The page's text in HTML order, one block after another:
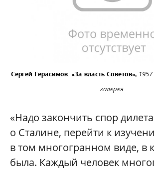
Сергей Герасимов. «За власть Советов»,
галерея
«Надо закончить спор
о Сталине, перейти к
в том многогранном виде, в
была. Каждый человек